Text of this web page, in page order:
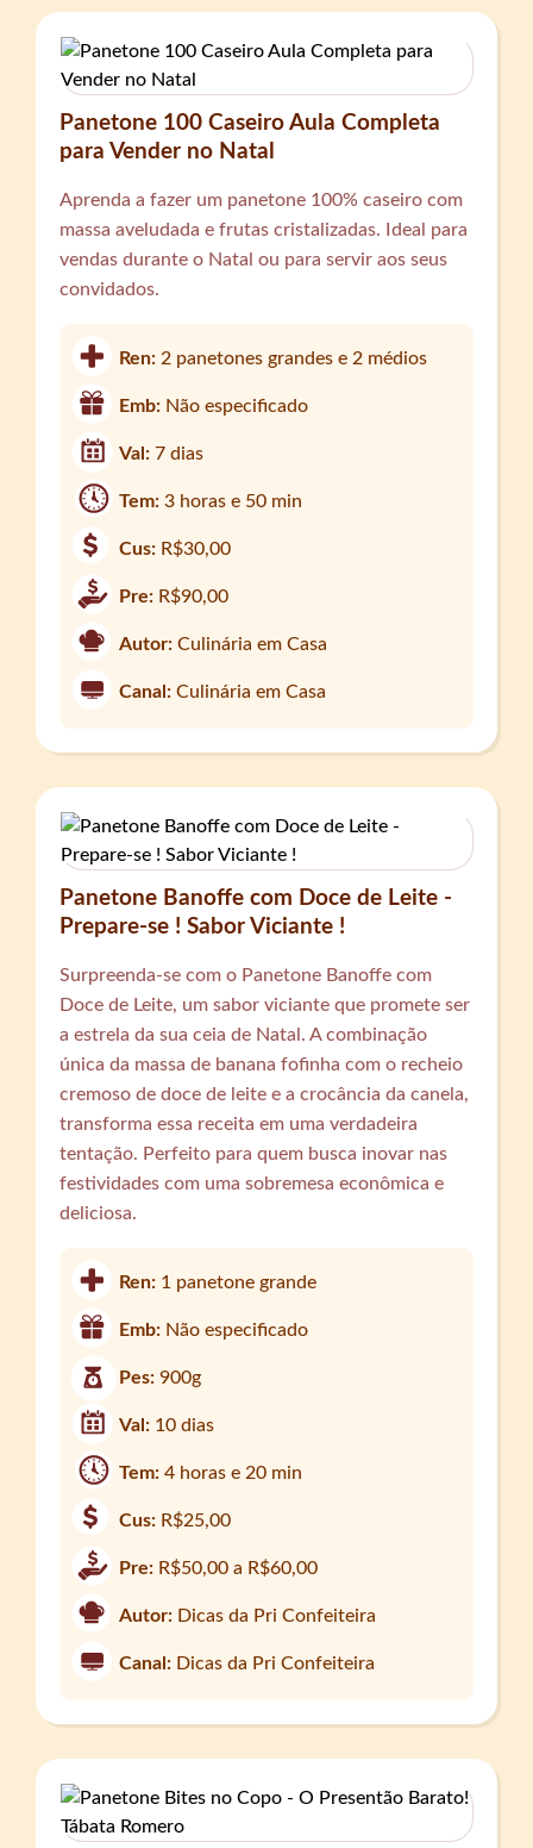
Panetone 100 Caseiro Aula Completa
para Vender no Natal
Aprenda a fazer um panetone 100% caseiro com
massa aveludada e frutas cristalizadas. Ideal para
vendas durante o Natal ou para servir aos seus
convidados.
Ren: 2 panetones grandes e 2 médios
Emb: Não especificado
Val:7 dias
Tem:3 horas e 50 min
Cus: R$30,00
Pre: R$90,00
Autor: Culinária em Casa
Canal: Culinária em Casa
Panetone Banoffe com Doce de Leite -
Prepare-se ! Sabor Viciante !
Surpreenda-se com o Panetone Banoffe com
Doce de Leite, um sabor viciante que promete ser
a estrela da sua ceia de Natal. A combinação
única da massa de banana fofinha com o recheio
cremoso de doce de leite e a crocância da canela,
transforma essa receita em uma verdadeira
tentação. Perfeito para quem busca inovar nas
festividades com uma sobremesa econômica e
deliciosa.
Ren: 1 panetone grande
Emb: Não especificado
Pes:900g
Val: 10 dias
Tem:4 horas e 20 min
Cus: R$25,00
Pre: R$50,00 a R$60,00
Autor: Dicas da Pri Confeiteira
Canal: Dicas da Pri Confeiteira